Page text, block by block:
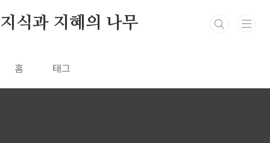
지식과 지혜의 나무
홈 태그